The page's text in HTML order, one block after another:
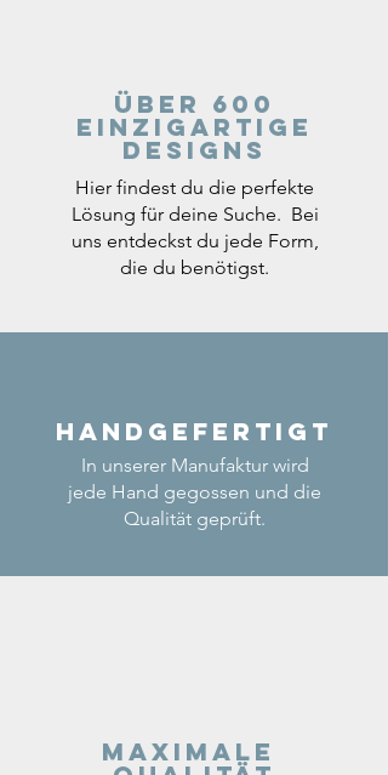
Über 600
einzigartige
Designs
Hier findest du die perfekte
Lösung für deine Suche. Bei
uns entdeckst du jede Form,
die du benötigst.
Handgefertigt
In unserer Manufaktur wird
jede Hand gegossen und die
Qualität geprüft.
Maximale